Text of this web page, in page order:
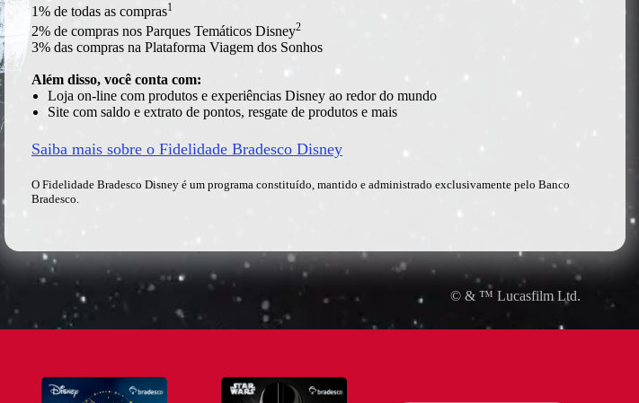
1% de todas as compras1
2% de compras nos Parques Temáticos Disney2
3% das compras na Plataforma Viagem dos Sonhos
Além disso, você conta com:
Loja on-line com produtos e experiências Disney ao redor do mundo
Site com saldo e extrato de pontos, resgate de produtos e mais
Saiba mais sobre o Fidelidade Bradesco Disney​
O Fidelidade Bradesco Disney é um programa constituído, mantido e administrado exclusivamente pelo Banco
Bradesco.
© & ™ Lucasfilm Ltd.